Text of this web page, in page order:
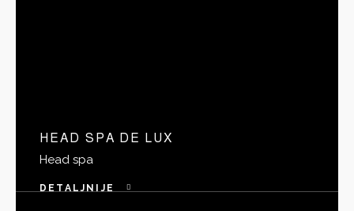
HEAD SPA DE LUX
Head spa
DETALJNIJE